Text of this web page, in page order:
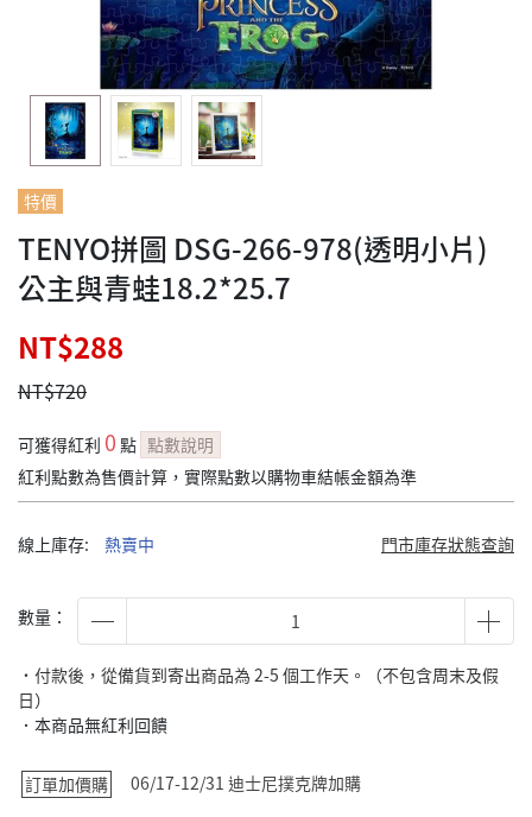
特價
TENYO拼圖 DSG-266-978(透明小片)
公主與青蛙18.2*25.7
NT$288
NT$720
可獲得紅利 0 點 點數說明
紅利點數為售價計算，實際點數以購物車結帳金額為準
線上庫存: 熱賣中 門市庫存狀態查詢
數量：
˙付款後，從備貨到寄出商品為 2-5 個工作天。（不包含周末及假
日）
．本商品無紅利回饋
訂單加價購 06/17-12/31 迪士尼撲克牌加購